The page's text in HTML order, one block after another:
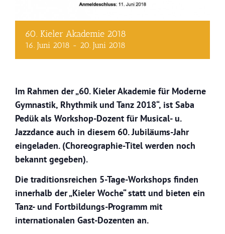
60. Kieler Akademie 2018
16. Juni 2018 - 20. Juni 2018
Im Rahmen der „60. Kieler Akademie für Moderne
Gymnastik, Rhythmik und Tanz 2018“, ist Saba
Pedük als Workshop-Dozent für Musical- u.
Jazzdance auch in diesem 60. Jubiläums-Jahr
eingeladen. (Choreographie-Titel werden noch
bekannt gegeben).
Die traditionsreichen 5-Tage-Workshops finden
innerhalb der „Kieler Woche“ statt und bieten ein
Tanz- und Fortbildungs-Programm mit
internationalen Gast-Dozenten an.